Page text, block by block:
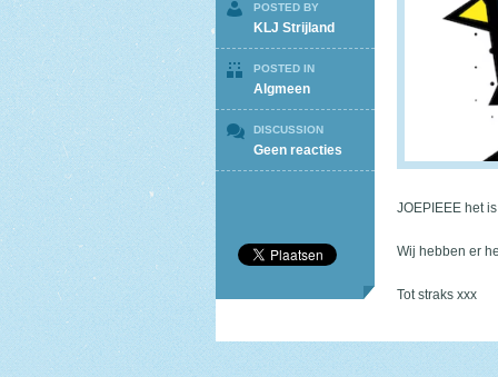
POSTED BY
KLJ Strijland
POSTED IN
Algmeen
DISCUSSION
Geen reacties
JOEPIE
JOEPIEEE het
Wij hebben er
Tot straks xxx